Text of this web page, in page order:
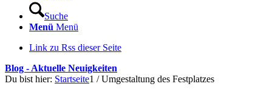
Suche
Menü Menü
Link zu Rss dieser Seite
Blog - Aktuelle Neuigkeiten
Du bist hier: Startseite1 / Umgestaltung des Festplatzes